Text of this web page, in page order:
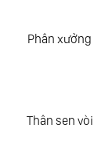
Phân
Thân sen